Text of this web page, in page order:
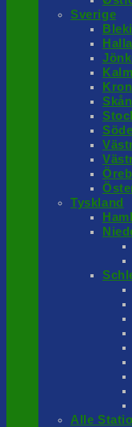
Sverige
Tyskland
Alle